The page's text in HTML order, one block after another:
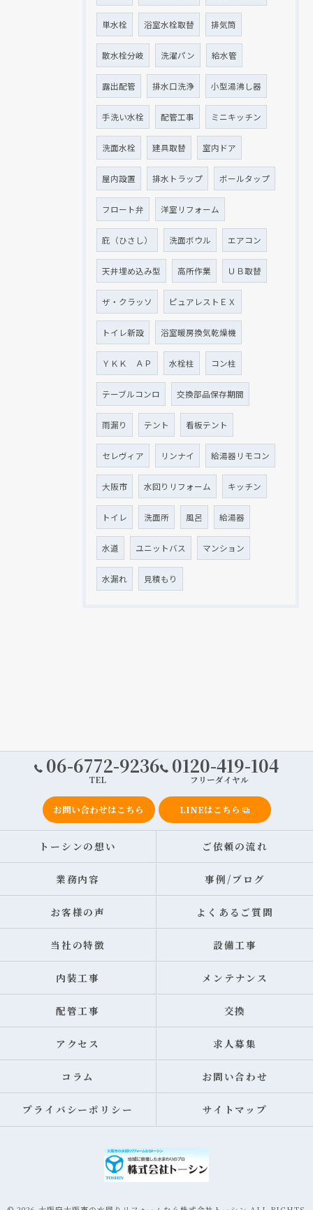
単水栓 浴室水栓取替 排気筒
散水栓分岐 洗濯パン 給水管
露出配管 排水口洗浄 小型湯沸し器
手洗い水栓 配管工事 ミニキッチン
洗面水栓 建具取替 室内ドア
屋内設置 排水トラップ ボールタップ
フロート弁 洋室リフォーム
庇（ひさし） 洗面ボウル エアコン
天井埋め込み型 高所作業 ＵＢ取替
ザ・クラッソ ピュアレストＥＸ
トイレ新設 浴室暖房換気乾燥機
ＹＫＫ ＡＰ 水栓柱 コン柱
テーブルコンロ 交換部品保存期間
雨漏り テント 看板テント
セレヴィア リンナイ 給湯器リモコン
大阪市 水回りリフォーム キッチン
トイレ 洗面所 風呂 給湯器
水道 ユニットバス マンション
水漏れ 見積もり
06-6772-9236
TEL
0120-419-104
フリーダイヤル
お問い合わせはこちら LINEはこちら
トーシンの想い ご依頼の流れ
業務内容 事例/ブログ
お客様の声 よくあるご質問
当社の特徴 設備工事
内装工事 メンテナンス
配管工事 交換
アクセス 求人募集
コラム お問い合わせ
プライバシーポリシー サイトマップ